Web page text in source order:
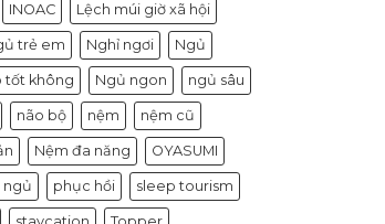
INOAC Lệch múi giờ xã hội
trẻ em Nghỉ ngơi Ngủ
tốt không Ngủ ngon ngủ sâu
não bộ nệm nệm cũ
Nệm đa năng OYASUMI
ngủ phục hồi sleep tourism